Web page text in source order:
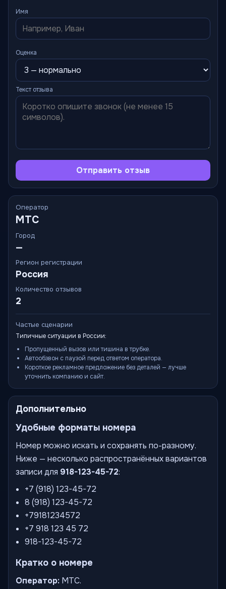
Имя
Оценка
Текст отзыва
Отправить отзыв
Оператор
МТС
Город
—
Регион регистрации
Россия
Количество отзывов
2
Частые сценарии
Типичные ситуации в России:
Пропущенный вызов или тишина в трубке.
Автообзвон с паузой перед ответом оператора.
Короткое рекламное предложение без деталей — лучше
уточнить компанию и сайт.
Дополнительно
Удобные форматы номера
Номер можно искать и сохранять по-разному.
Ниже — несколько распространённых вариантов
записи для 918-123-45-72:
+7 (918) 123-45-72
8 (918) 123-45-72
+79181234572
+7 918 123 45 72
918-123-45-72
Кратко о номере
Оператор: МТС.